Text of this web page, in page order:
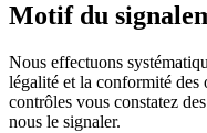
Motif du
Nous effectuons
légalité et la conformité des
contrôles vous constatez
nous le signaler.